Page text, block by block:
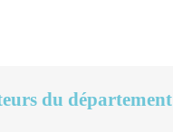
du département